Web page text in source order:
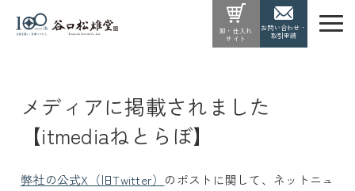
卸・仕入れ
サイト
お問い合わせ・
取引申請
メディアに掲載されました
【itmediaねとらぼ】
弊社の公式X（旧Twitter） のポストに関して、ネットニュ